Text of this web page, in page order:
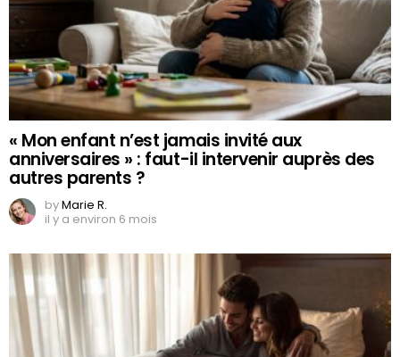
« Mon enfant n’est jamais invité aux
anniversaires » : faut-il intervenir auprès des
autres parents ?
byMarie R.
il y a environ 6 mois